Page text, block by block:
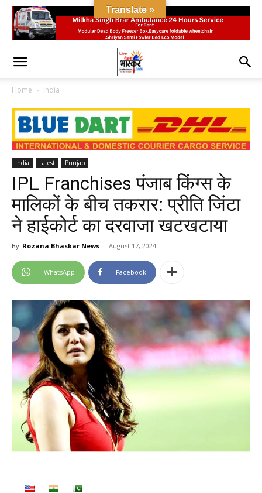
Home India
India Latest Punjab
IPL Franchises पंजाब किंग्स के
मालिकों के बीच तकरार: प्रीति जिंटा
ने हाईकोर्ट का दरवाजा खटखटाया
By Rozana Bhaskar News - August 17, 2024
WhatsApp Facebook
Translate »